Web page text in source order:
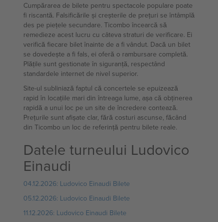
Cumpărarea de bilete pentru spectacole populare poate
fi riscantă. Falsificările și creșterile de prețuri se întâmplă
des pe piețele secundare. Ticombo încearcă să
remedieze acest lucru cu câteva straturi de verificare. Ei
verifică fiecare bilet înainte de a fi vândut. Dacă un bilet
se dovedește a fi fals, ei oferă o rambursare completă.
Plățile sunt gestionate în siguranță, respectând
standardele internet de nivel superior.
Site-ul subliniază faptul că concertele se epuizează
rapid în locațiile mari din întreaga lume, așa că obținerea
rapidă a unui loc pe un site de încredere contează.
Prețurile sunt afișate clar, fără costuri ascunse, făcând
din Ticombo un loc de referință pentru bilete reale.
Datele turneului Ludovico
Einaudi
04.12.2026: Ludovico Einaudi Bilete
05.12.2026: Ludovico Einaudi Bilete
11.12.2026: Ludovico Einaudi Bilete